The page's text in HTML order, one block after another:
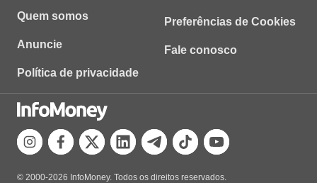
Quem somos
Anuncie
Política de privacidade
Preferências de Cookies
Fale conosco
© 2000-2026 InfoMoney. Todos os direitos reservados.